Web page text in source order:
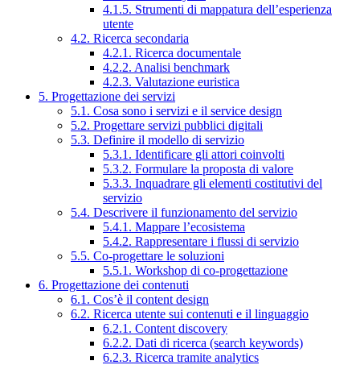
4.1.5. Strumenti di mappatura dell’esperienza
utente
4.2. Ricerca secondaria
4.2.1. Ricerca documentale
4.2.2. Analisi benchmark
4.2.3. Valutazione euristica
5. Progettazione dei servizi
5.1. Cosa sono i servizi e il service design
5.2. Progettare servizi pubblici digitali
5.3. Definire il modello di servizio
5.3.1. Identificare gli attori coinvolti
5.3.2. Formulare la proposta di valore
5.3.3. Inquadrare gli elementi costitutivi del
servizio
5.4. Descrivere il funzionamento del servizio
5.4.1. Mappare l’ecosistema
5.4.2. Rappresentare i flussi di servizio
5.5. Co-progettare le soluzioni
5.5.1. Workshop di co-progettazione
6. Progettazione dei contenuti
6.1. Cos’è il content design
6.2. Ricerca utente sui contenuti e il linguaggio
6.2.1. Content discovery
6.2.2. Dati di ricerca (search keywords)
6.2.3. Ricerca tramite analytics